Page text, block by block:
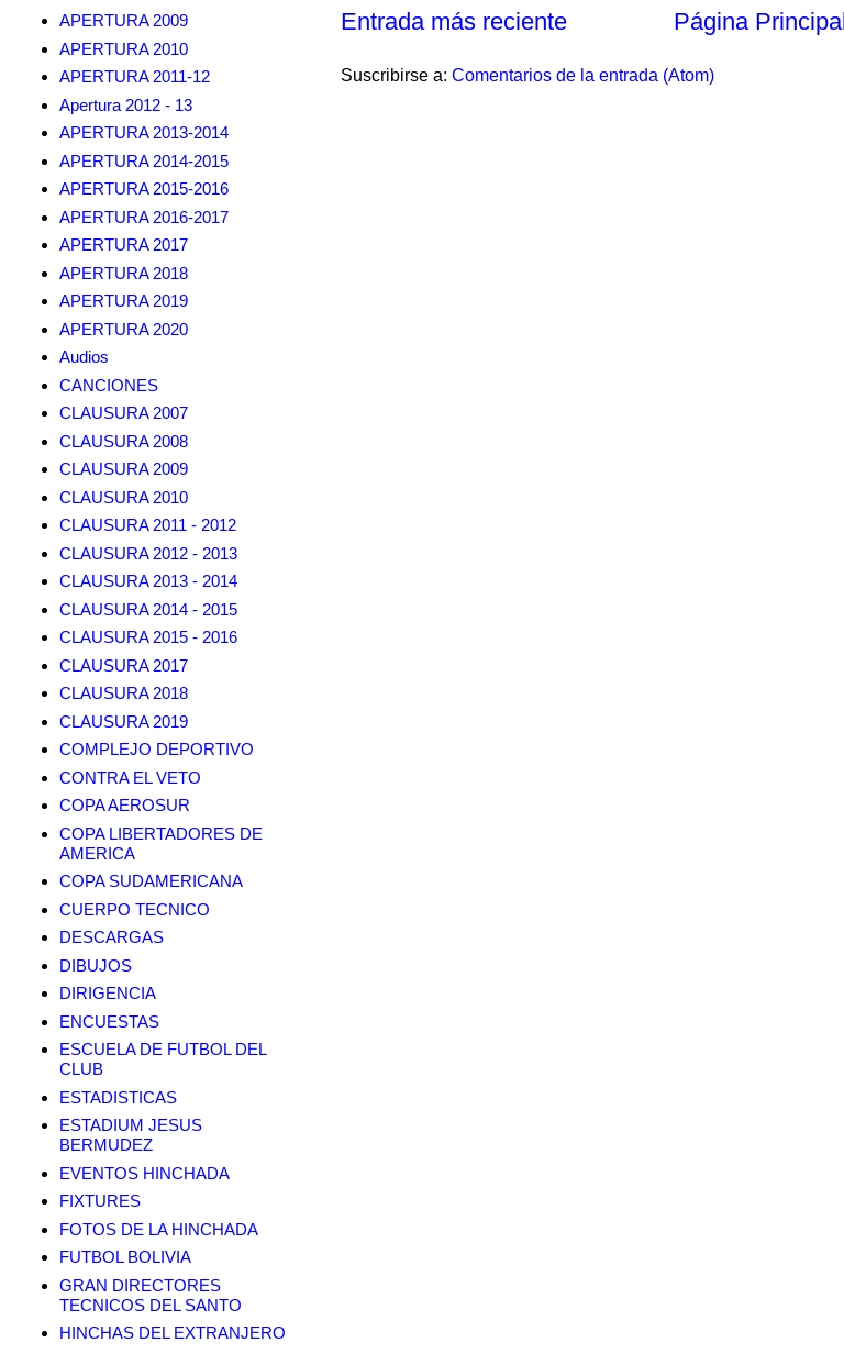
Entrada más reciente Página Principal
Suscribirse a: Comentarios de la entrada (Atom)
APERTURA 2009
APERTURA 2010
APERTURA 2011-12
Apertura 2012 - 13
APERTURA 2013-2014
APERTURA 2014-2015
APERTURA 2015-2016
APERTURA 2016-2017
APERTURA 2017
APERTURA 2018
APERTURA 2019
APERTURA 2020
Audios
CANCIONES
CLAUSURA 2007
CLAUSURA 2008
CLAUSURA 2009
CLAUSURA 2010
CLAUSURA 2011 - 2012
CLAUSURA 2012 - 2013
CLAUSURA 2013 - 2014
CLAUSURA 2014 - 2015
CLAUSURA 2015 - 2016
CLAUSURA 2017
CLAUSURA 2018
CLAUSURA 2019
COMPLEJO DEPORTIVO
CONTRA EL VETO
COPA AEROSUR
COPA LIBERTADORES DE
AMERICA
COPA SUDAMERICANA
CUERPO TECNICO
DESCARGAS
DIBUJOS
DIRIGENCIA
ENCUESTAS
ESCUELA DE FUTBOL DEL
CLUB
ESTADISTICAS
ESTADIUM JESUS
BERMUDEZ
EVENTOS HINCHADA
FIXTURES
FOTOS DE LA HINCHADA
FUTBOL BOLIVIA
GRAN DIRECTORES
TECNICOS DEL SANTO
HINCHAS DEL EXTRANJERO